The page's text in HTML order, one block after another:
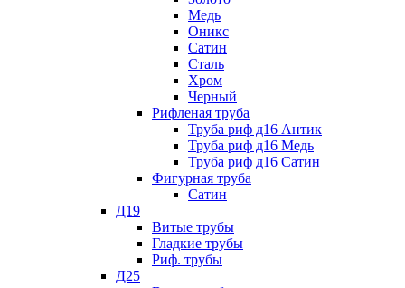
Медь
Оникс
Сатин
Сталь
Хром
Черный
Рифленая труба
Труба риф д16 Антик
Труба риф д16 Медь
Труба риф д16 Сатин
Фигурная труба
Сатин
Д19
Витые трубы
Гладкие трубы
Риф. трубы
Д25